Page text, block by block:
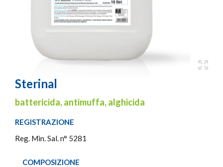
Sterinal
battericida, antimuffa, alghicida
REGISTRAZIONE
Reg. Min. Sal. n° 5281
COMPOSIZIONE